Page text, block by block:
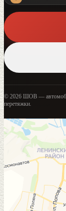
© 2026 ШОВ —
перетяжки.